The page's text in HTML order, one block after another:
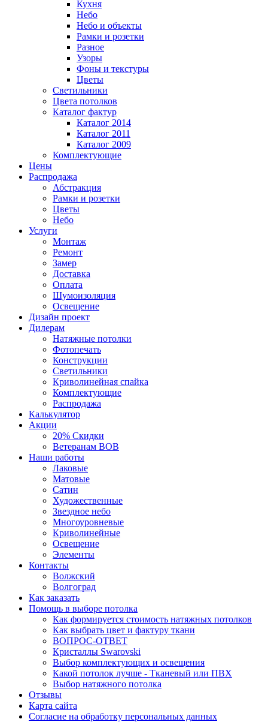
Кухня
Небо
Небо и объекты
Рамки и розетки
Разное
Узоры
Фоны и текстуры
Цветы
Светильники
Цвета потолков
Каталог фактур
Каталог 2014
Каталог 2011
Каталог 2009
Комплектующие
Цены
Распродажа
Абстракция
Рамки и розетки
Цветы
Небо
Услуги
Монтаж
Ремонт
Замер
Доставка
Оплата
Шумоизоляция
Освещение
Дизайн проект
Дилерам
Натяжные потолки
Фотопечать
Конструкции
Светильники
Криволинейная спайка
Комплектующие
Распродажа
Калькулятор
Акции
20% Скидки
Ветеранам ВОВ
Наши работы
Лаковые
Матовые
Сатин
Художественные
Звездное небо
Многоуровневые
Криволинейные
Освещение
Элементы
Контакты
Волжский
Волгоград
Как заказать
Помощь в выборе потолка
Как формируется стоимость натяжных потолков
Как выбрать цвет и фактуру ткани
ВОПРОС-ОТВЕТ
Кристаллы Swarovski
Выбор комплектующих и освещения
Какой потолок лучше - Тканевый или ПВХ
Выбор натяжного потолка
Отзывы
Карта сайта
Согласие на обработку персональных данных